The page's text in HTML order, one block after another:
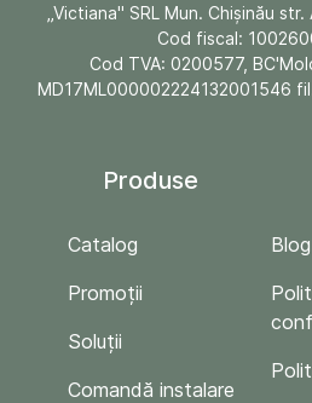
„Victiana" SRL Mun. Chişinău
Cod fiscal:
Cod TVA: 0200577,
MD17ML000002224132001546
Produse
Catalog
Promoții
Soluții
Comandă instalare